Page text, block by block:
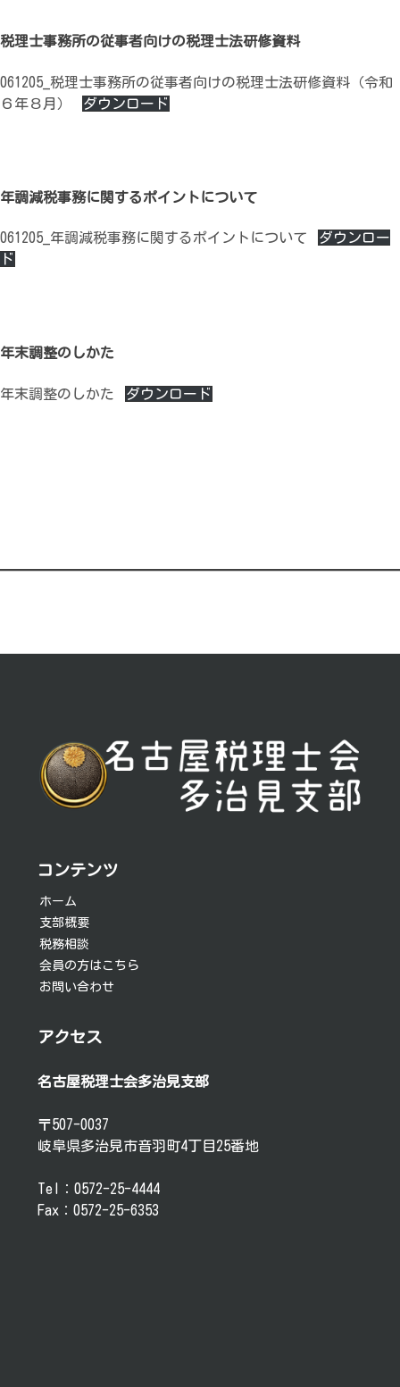
税理士事務所の従事者向けの税理士法研修資料
061205_税理士事務所の従事者向けの税理士法研修資料（令和
６年８月）
ダウンロード
年調減税事務に関するポイントについて
061205_年調減税事務に関するポイントについて
ダウンロー
ド
年末調整のしかた
年末調整のしかた ダウンロード
コンテンツ
ホーム
支部概要
税務相談
会員の方はこちら
お問い合わせ
アクセス
名古屋税理士会多治見支部
〒507-0037
岐阜県多治見市音羽町4丁目25番地
Tel：0572-25-4444
Fax：0572-25-6353